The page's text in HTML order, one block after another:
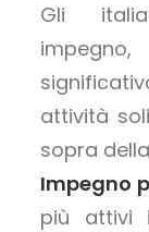
Gli
attività
sopra
Impegno
più attivi